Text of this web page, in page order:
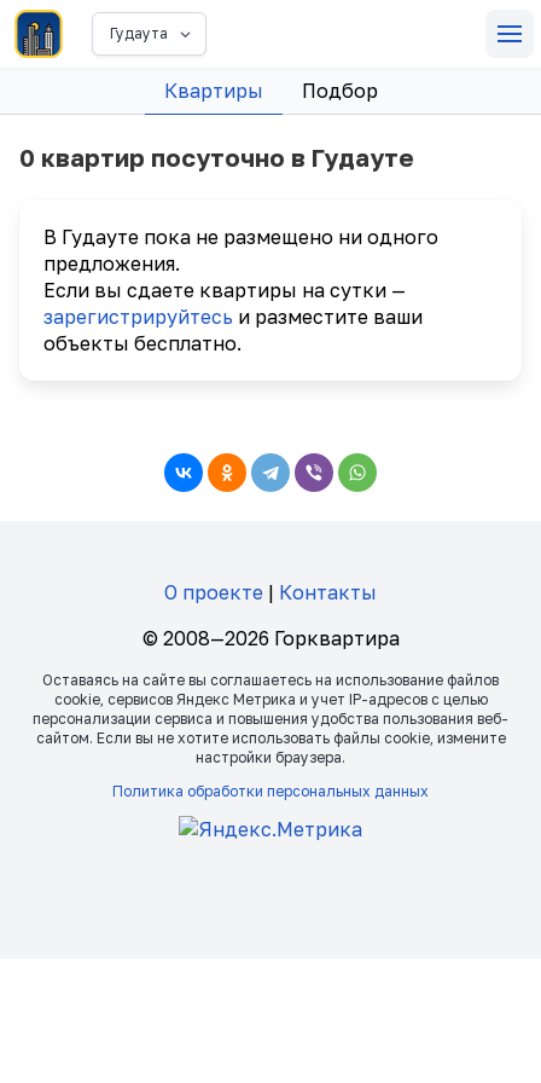
Гудаута
Квартиры Подбор
0 квартир посуточно в Гудауте
В Гудауте пока не размещено ни одного
предложения.
Если вы сдаете квартиры на сутки —
зарегистрируйтесь и разместите ваши
объекты бесплатно.
О проекте | Контакты
© 2008—2026 Горквартира
Оставаясь на сайте вы соглашаетесь на использование файлов
сookie, сервисов Яндекс Метрика и учет IP-адресов с целью
персонализации сервиса и повышения удобства пользования веб-
сайтом. Если вы не хотите использовать файлы сookie, измените
настройки браузера.
Политика обработки персональных данных